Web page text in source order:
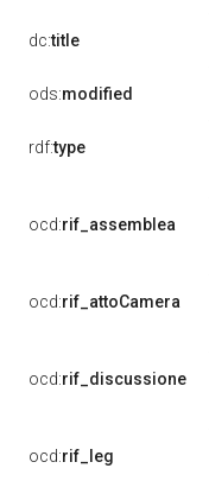
dc:title
ods:modified
rdf:type
ocd:rif_assemblea
ocd:rif_attoCamera
ocd:rif_discussione
ocd:rif_leg